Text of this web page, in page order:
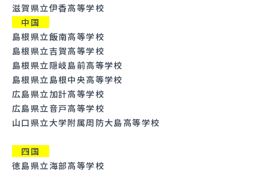
滋賀県立伊香高等学校
中国
島根県立飯南高等学校
島根県立吉賀高等学校
島根県立隠岐島前高等学校
島根県立島根中央高等学校
広島県立加計高等学校
広島県立音戸高等学校
山口県立大学附属周防大島高等学校
四国
徳島県立海部高等学校